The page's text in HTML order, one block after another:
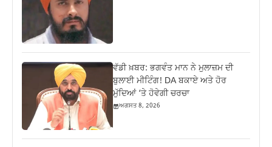
ਵੱਡੀ ਖ਼ਬਰ: ਭਗਵੰਤ ਮਾਨ ਨੇ ਮੁਲਾਜ਼ਮ ਦੀ
ਬੁਲਾਈ ਮੀਟਿੰਗ! DA ਬਕਾਏ ਅਤੇ ਹੋਰ
ਮੁੱਦਿਆਂ ‘ਤੇ ਹੋਵੇਗੀ ਚਰਚਾ
ਅਗਸਤ 8, 2026